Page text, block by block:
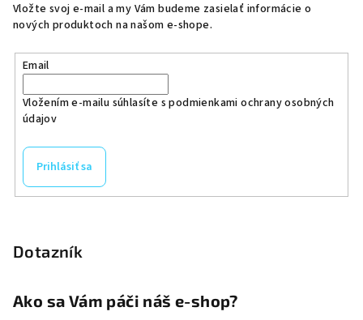
Vložte svoj e-mail a my Vám budeme zasielať informácie o
nových produktoch na našom e-shope.
Email
Vložením e-mailu súhlasíte spodmienkami ochrany osobných
údajov
Prihlásiť sa
Dotazník
Ako sa Vám páči náš e-shop?